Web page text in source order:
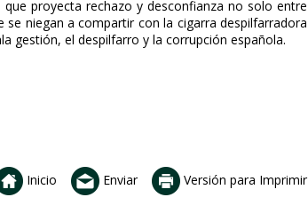
proyecta rechazo y desconfianza no solo entre
niegan a compartir con la cigarra despilfarradora
gestión, el despilfarro y la corrupción española.
Inicio Enviar Versión para Imprimir